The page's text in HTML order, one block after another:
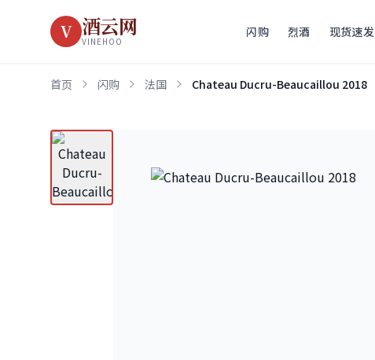
V 酒云网
VINEHOO
闪购 烈酒 现货速发
首页 闪购 法国 Chateau Ducru-Beaucaillou 2018